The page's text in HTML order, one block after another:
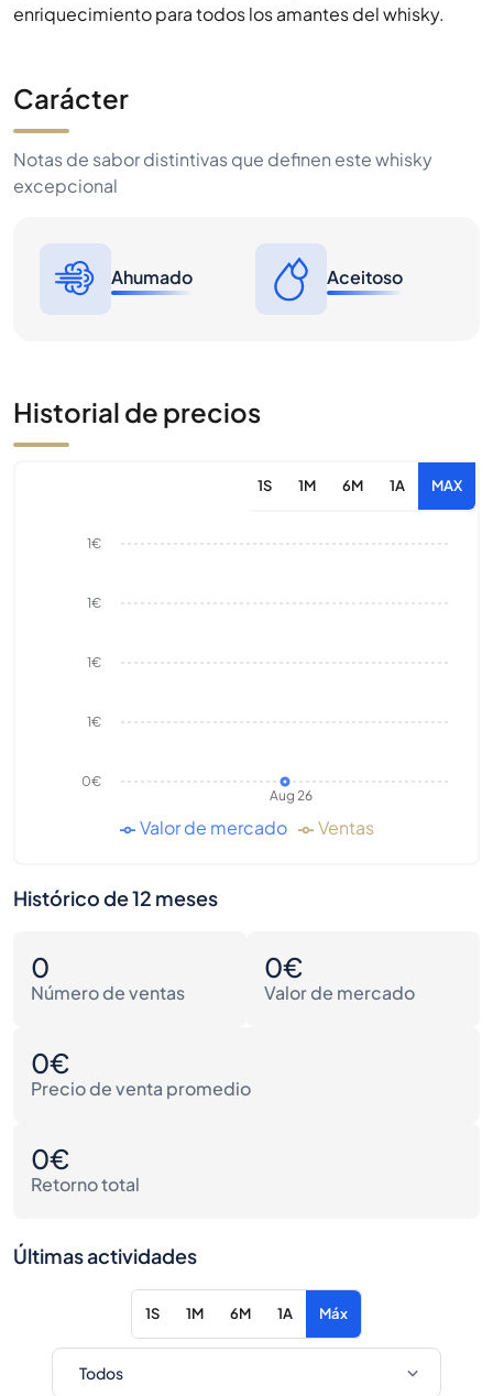
enriquecimiento para todos los amantes del whisky.
Carácter
Notas de sabor distintivas que definen este whisky
excepcional
Ahumado Aceitoso
Historial de precios
1S 1M 6M 1A MAX
Aug 26
0€
1€
1€
1€
1€
Valor de mercado Ventas
Histórico de 12 meses
0
Número de ventas
0€
Valor de mercado
0€
Precio de venta promedio
0€
Retorno total
Últimas actividades
1S 1M 6M 1A Máx